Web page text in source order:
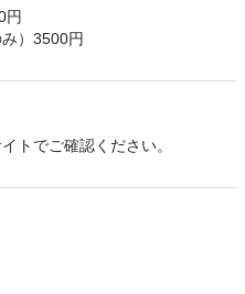
円
）3500円
トでご確認ください。